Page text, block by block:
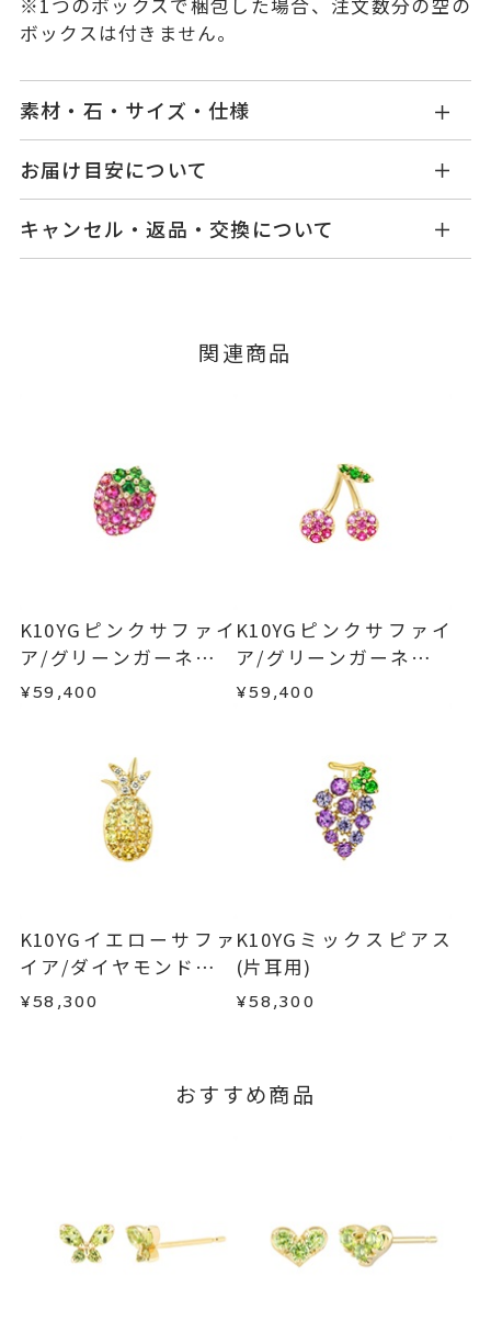
※1つのボックスで梱包した場合、注文数分の空の
ボックスは付きません。
素材・石・サイズ・仕様
品番
GL2517P001PRYG1
素材
K10イエローゴールド
石
ペリドット
ダイヤモンド0.01ct
8mm 厚さ：約2.2mm
地金入りシリコンキャッチ
イヤリング加工：不可
ダイヤモンド、
ペリドット、
、
お届け目安について
せ。
ご注文およびご入金確認後、以下の日程にて発送
■お届け目安が「3営業日以内に発送」の商品
■お届け目安が「約1ヶ月半以内～」の商品
ご注文いただいてから在庫状況を確認いたしま
・在庫のご用意ができる場合： 約1週間～1ヶ月以
内を目安に発送いたします。
・受注生産となる場合： 商品ページに記載のある
※お急ぎの方はご注文前にお問い合わせくださ
い。事前に現在の納期状況を確認いたします。
お届け予定日はご注文から2営業日以内にメールに
キャンセル・返品・交換について
ージの購入履歴一覧よりご注文状況をご確認いた
メンバーシップ未登録のお客さまは、お問い合
わせフォームよりご連絡ください。
返品・交換 以下の場合、商品の返品・交換・返金
・受注生産の商品
・お客さまのお手元で傷や汚れが発生した商品
・到着後ご連絡無く7日以上経過した商品
・過度な交換・返品を繰り返している場合
商品の品質には万全を期しておりますが、万が一
不良品の場合、またはご注文のお品と異なる場合
はお問い合わせフォームよりご連絡ください。
この場合の返送料は弊社にて負担いたしますの
で、着払いにてご返送ください。
詳細はこちら
関連商品
K10YGピンクサファイ
ア/グリーンガーネット
ピアス(片耳用)
¥59,400
K10YGピンクサファイ
ア/グリーンガーネット
ピアス(片耳用)
¥59,400
K10YGイエローサファ
イア/ダイヤモンドピア
ス(片耳用)
¥58,300
K10YGミックスピアス
(片耳用)
¥58,300
おすすめ商品